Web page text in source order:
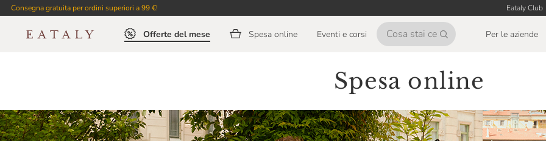
Consegna gratuita per ordini superiori a 99 €! Eataly Club
Offerte del mese Spesa online Eventi e corsi Per le aziende
Spesa online